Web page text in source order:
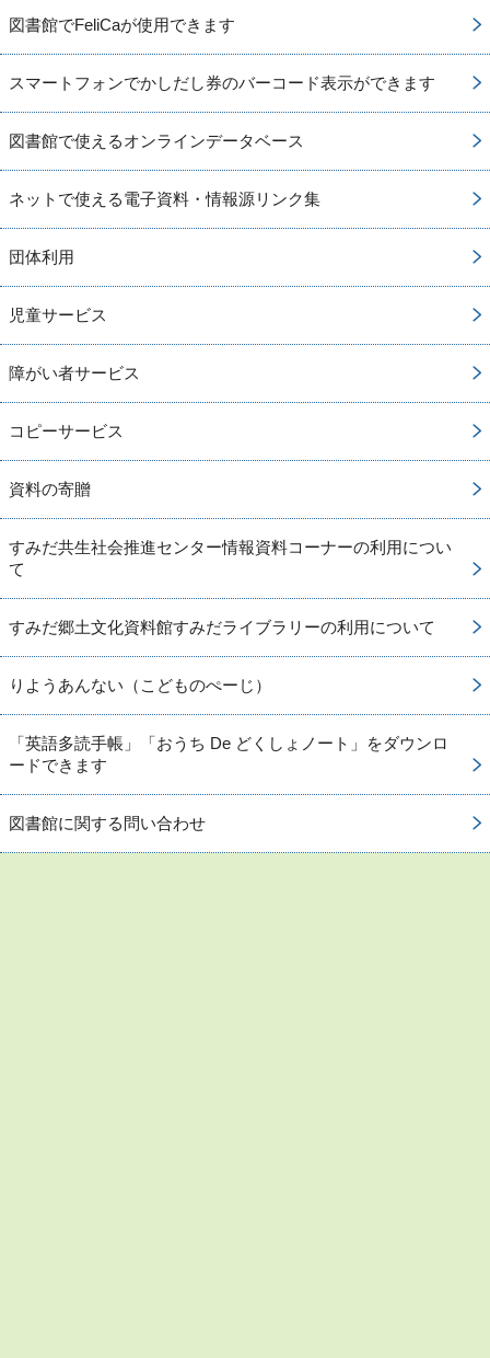
図書館でFeliCaが使用できます
スマートフォンでかしだし券のバーコード表示ができます
図書館で使えるオンラインデータベース
ネットで使える電子資料・情報源リンク集
団体利用
児童サービス
障がい者サービス
コピーサービス
資料の寄贈
すみだ共生社会推進センター情報資料コーナーの利用につい
て
すみだ郷土文化資料館すみだライブラリーの利用について
りようあんない（こどものぺーじ）
「英語多読手帳」「おうち De どくしょノート」をダウンロ
ードできます
図書館に関する問い合わせ